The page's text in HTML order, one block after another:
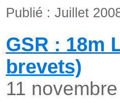
Publié : Juillet
GSR : 18m
brevets)
11 novembre